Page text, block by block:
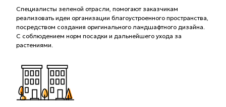
Специалисты зеленой отрасли, помогают заказчикам
реализовать идеи организации благоустроенного пространства,
посредством создания оригинального ландшафтного дизайна.
С соблюдением норм посадки и дальнейшего ухода за
растениями.